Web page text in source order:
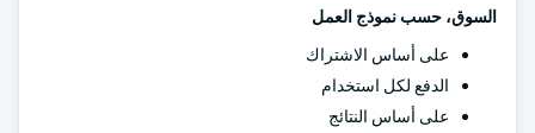
السوق، حسب نموذج العمل
على أساس الاشتراك
الدفع لكل استخدام
على أساس النتائج